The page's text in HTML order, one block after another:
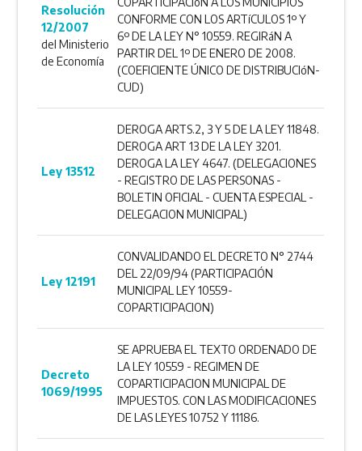
Resolución
12/2007
del Ministerio
de Economía
CONFORME CON LOS ARTíCULOS 1º Y
6º DE LA LEY N° 10559. REGIRáN A
PARTIR DEL 1º DE ENERO DE 2008.
(COEFICIENTE ÚNICO DE DISTRIBUCIóN-
CUD)
Ley 13512
DEROGA ARTS.2, 3 Y 5 DE LA LEY 11848.
DEROGA ART 13 DE LA LEY 3201.
DEROGA LA LEY 4647. (DELEGACIONES
- REGISTRO DE LAS PERSONAS -
BOLETIN OFICIAL - CUENTA ESPECIAL -
DELEGACION MUNICIPAL)
Ley 12191
CONVALIDANDO EL DECRETO N° 2744
DEL 22/09/94 (PARTICIPACIÓN
MUNICIPAL LEY 10559-
COPARTICIPACION)
Decreto
1069/1995
SE APRUEBA EL TEXTO ORDENADO DE
LA LEY 10559 - REGIMEN DE
COPARTICIPACION MUNICIPAL DE
IMPUESTOS. CON LAS MODIFICACIONES
DE LAS LEYES 10752 Y 11186.